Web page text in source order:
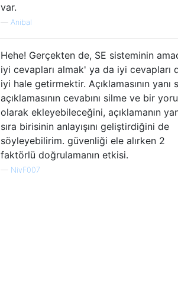
var.
— Anibal
Hehe! Gerçekten de, SE sisteminin
iyi cevapları almak' ya da iyi cevapları
iyi hale getirmektir. Açıklamasının yanı
açıklamasının cevabını silme ve bir
olarak ekleyebileceğini, açıklamanın
sıra birisinin anlayışını geliştirdiğini de
söyleyebilirim. güvenliği ele alırken 2
faktörlü doğrulamanın etkisi.
— NivF007